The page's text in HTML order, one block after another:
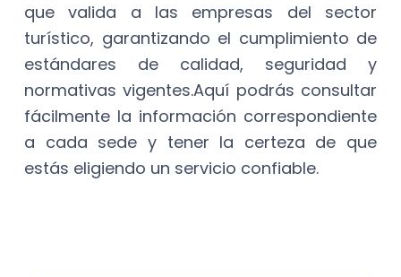
que valida a las empresas del sector
turístico, garantizando el cumplimiento de
estándares de calidad, seguridad y
normativas vigentes.​Aquí podrás consultar
fácilmente la información correspondiente
a cada sede y tener la certeza de que
estás eligiendo un servicio confiable.​